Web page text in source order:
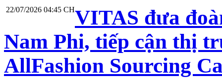
22/07/2026 04:45 CHVITAS đưa
Nam Phi, tiếp cận thị
AllFashion Sourcing